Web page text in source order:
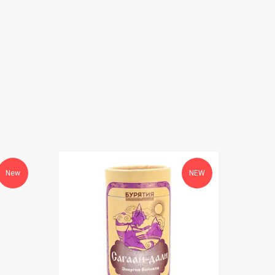
New NEW